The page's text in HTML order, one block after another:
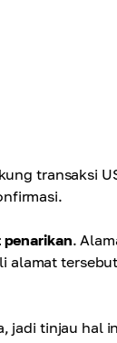
transaksi
penarikan.
alamat
jadi tinjau hal